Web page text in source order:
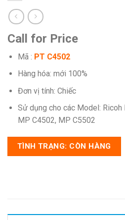
Call for Price
Mã : PT C4502
Hàng hóa: mới 100%
Đơn vị tính: Chiếc
Sử dụng cho các Model:
MP C4502, MP C5502
TÌNH TRẠNG: CÒN HÀNG